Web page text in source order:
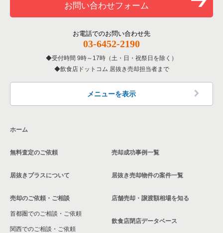
洋食の居抜き売却物件の案件一覧
その他の居抜き売却物件の案件一覧
京都府の和食の居抜き売却物件の案件一覧
京都府の洋食の居抜き売却物件の案件一覧
京都府のその他の居抜き売却物件の案件一覧
お問い合わせフォーム
お電話でのお問い合わせ先
03-6452-2190
受付時間 9時～17時（土・日・祝祭日を除く）
飲食店ドットコム 居抜き売却担当者まで
メニューを表示
ホーム
無料査定のご依頼
居抜きプラスについて
売却のご依頼・ご相談
首都圏でのご相談・ご依頼
関西でのご相談・ご依頼
売却成功事例一覧
居抜き売却物件の案件一覧
店舗売却・譲渡額相場を知る
飲食店閉店データベース